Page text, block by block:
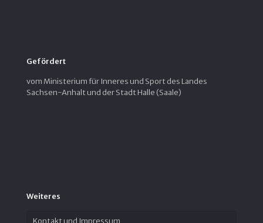
Gefördert
vom Ministerium für Inneres und Sport des Landes
Sachsen-Anhalt und der Stadt Halle (Saale)
Weiteres
Kontakt und Impressum